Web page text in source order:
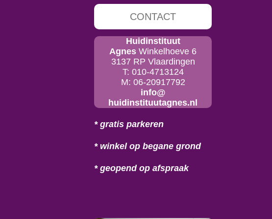
CONTACT
Huidinstituut
Agnes Winkelhoeve 6
3137 RP Vlaardingen
T: 010-4713124
M: 06-20917792
info@
huidinstituutagnes.nl
* gratis parkeren
* winkel op begane grond
* geopend op afspraak